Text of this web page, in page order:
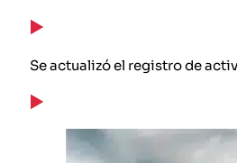
Se actualizó el registro de